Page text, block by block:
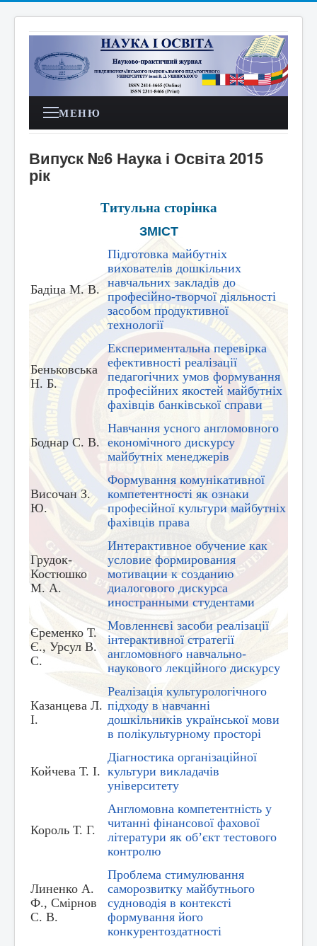
МЕНЮ
Випуск №6 Наука і Освіта 2015
рік
Титульна сторінка
ЗМІСТ
Бадіца М. В.
Підготовка майбутніх
вихователів дошкільних
навчальних закладів до
професійно-творчої діяльності
засобом продуктивної
технології
Беньковська
Н. Б.
Експериментальна перевірка
ефективності реалізації
педагогічних умов формування
професійних якостей майбутніх
фахівців банківської справи
Боднар С. В.
Навчання усного англомовного
економічного дискурсу
майбутніх менеджерів
Височан З.
Ю.
Формування комунікативної
компетентності як ознаки
професійної культури майбутніх
фахівців права
Грудок-
Костюшко
М. А.
Интерактивное обучение как
условие формирования
мотивации к созданию
диалогового дискурса
иностранными студентами
Єременко Т.
Є., Урсул В.
С.
Мовленнєві засоби реалізації
інтерактивної стратегії
англомовного навчально-
наукового лекційного дискурсу
Казанцева Л.
І.
Реалізація культурологічного
підходу в навчанні
дошкільників української мови
в полікультурному просторі
Койчева Т. І.
Діагностика організаційної
культури викладачів
університету
Король Т. Г.
Англомовна компетентність у
читанні фінансової фахової
літератури як об’єкт тестового
контролю
Линенко А.
Ф., Смірнов
С. В.
Проблема стимулювання
саморозвитку майбутнього
судноводія в контексті
формування його
конкурентоздатності